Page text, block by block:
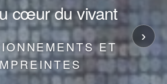
›
cœur du vivant
ET